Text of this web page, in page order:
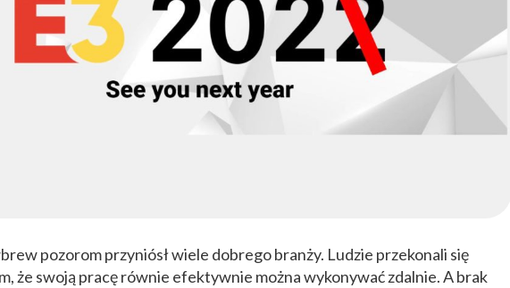
pozorom przyniósł wiele dobrego branży. Ludzie przekonali się
że swoją pracę równie efektywnie można wykonywać zdalnie. A brak